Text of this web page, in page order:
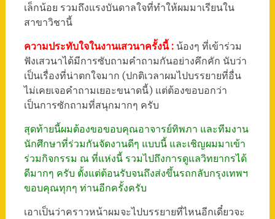
เล็กน้อย รวมถึงแรงบันดาลใจที่ทำให้ผมมาเรียนใน
สาขาวิชานี้
ความประทับใจในงานเสวนาครั้งนี้ :น้องๆ ที่เข้าร่วม
ฟังเสวนาได้มีการซับถามคำถามกันอย่างคึกคัก นับว่า
เป็นเรื่องที่น่าตกใจมาก (ปกติเวลาผมไปบรรยายที่อื่น
ไม่เคยเจอคำถามเยอะขนาดนี้) แต่ต้องขอบอกว่า
เป็นการซักถามที่สนุกมากๆ ครับ
สุดท้ายนี้ผมต้องขอขอบคุณอาจารย์ทิพภา และทีมงาน
นักศึกษาที่ร่วมกันจัดงานดีๆ แบบนี้ และเชิญผมมาเข้า
ร่วมกิจกรรม ณ ที่แห่งนี้ รวมไปถึงการดูแลวิทยากรได้
ดีมากๆ ครับ ตั้งแต่ต้อนรับจนถึงส่งขึ้นรถกลับกรุงเทพฯ
ขอบคุณทุกๆ ท่านอีกครั้งครับ
เอาเป็นว่าคราวหน้าผมจะไปบรรยายที่ไหนอีกเดี๋ยวจะ